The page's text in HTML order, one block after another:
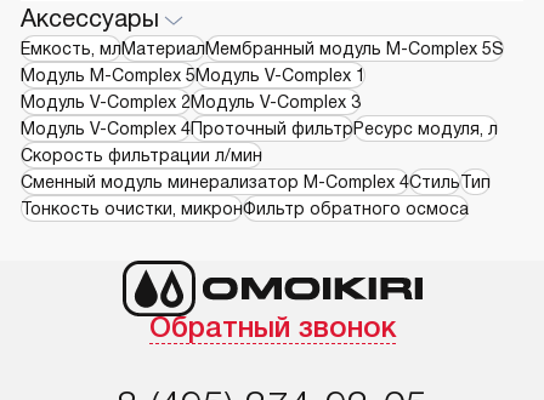
Аксессуары
Емкость, млМатериалМембранный модуль М-Complex 5S
Модуль M-Complex 5Модуль V-Complex 1
Модуль V-Complex 2Модуль V-Complex 3
Модуль V-Complex 4Проточный фильтрРесурс модуля, л
Скорость фильтрации л/мин
Сменный модуль минерализатор М-Complex 4СтильТип
Тонкость очистки, микронФильтр обратного осмоса
Обратный звонок